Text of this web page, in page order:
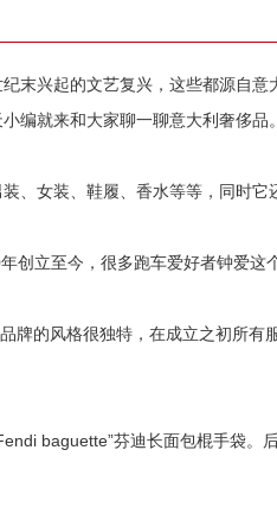
兴起的文艺复兴，这些都源自意
编就来和大家聊一聊意大利奢侈品。
女装、鞋履、香水等等，同时它
立至今，很多跑车爱好者钟爱这
的风格很独特，在成立之初所有服
baguette”芬迪长面包棍手袋。